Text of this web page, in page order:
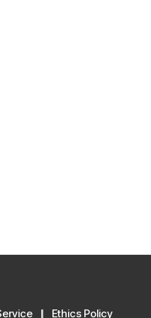
Ethics Policy